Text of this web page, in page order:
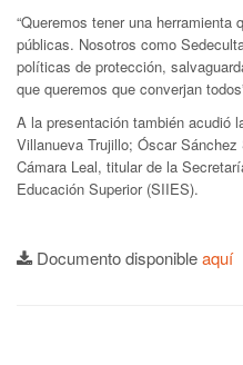
“Queremos tener una
públicas. Nosotros como
políticas de protección,
que queremos que converjan
A la presentación también acudió
Villanueva Trujillo; Óscar
Cámara Leal, titular de la
Educación Superior (SIIES).
Documento disponibleaquí